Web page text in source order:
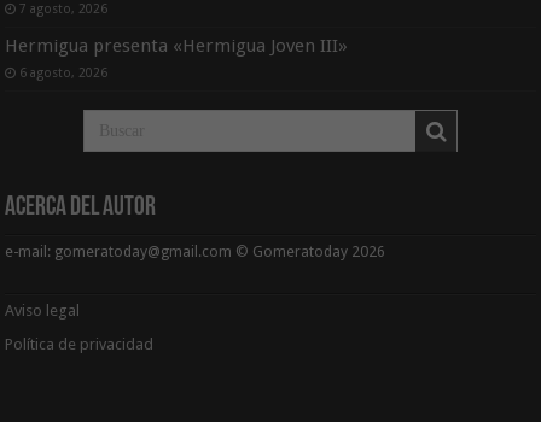
7 agosto, 2026
Hermigua presenta «Hermigua Joven III»
6 agosto, 2026
Acerca del Autor
e-mail: gomeratoday@gmail.com © Gomeratoday 2026
Aviso legal
Política de privacidad